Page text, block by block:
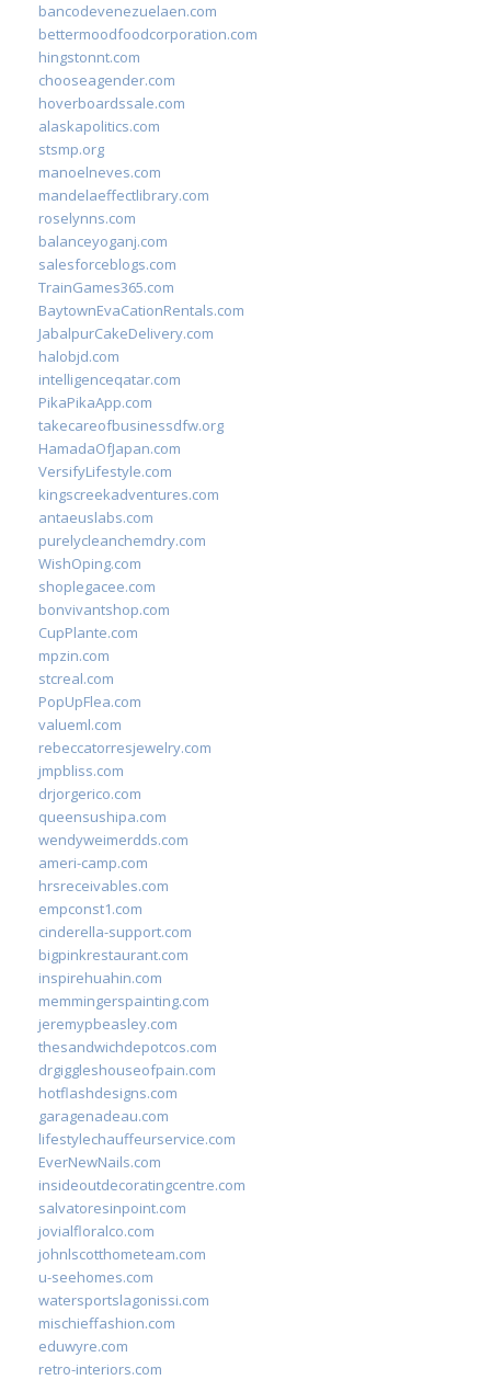
bancodevenezuelaen.com
bettermoodfoodcorporation.com
hingstonnt.com
chooseagender.com
hoverboardssale.com
alaskapolitics.com
stsmp.org
manoelneves.com
mandelaeffectlibrary.com
roselynns.com
balanceyoganj.com
salesforceblogs.com
TrainGames365.com
BaytownEvaCationRentals.com
JabalpurCakeDelivery.com
halobjd.com
intelligenceqatar.com
PikaPikaApp.com
takecareofbusinessdfw.org
HamadaOfJapan.com
VersifyLifestyle.com
kingscreekadventures.com
antaeuslabs.com
purelycleanchemdry.com
WishOping.com
shoplegacee.com
bonvivantshop.com
CupPlante.com
mpzin.com
stcreal.com
PopUpFlea.com
valueml.com
rebeccatorresjewelry.com
jmpbliss.com
drjorgerico.com
queensushipa.com
wendyweimerdds.com
ameri-camp.com
hrsreceivables.com
empconst1.com
cinderella-support.com
bigpinkrestaurant.com
inspirehuahin.com
memmingerspainting.com
jeremypbeasley.com
thesandwichdepotcos.com
drgiggleshouseofpain.com
hotflashdesigns.com
garagenadeau.com
lifestylechauffeurservice.com
EverNewNails.com
insideoutdecoratingcentre.com
salvatoresinpoint.com
jovialfloralco.com
johnlscotthometeam.com
u-seehomes.com
watersportslagonissi.com
mischieffashion.com
eduwyre.com
retro-interiors.com